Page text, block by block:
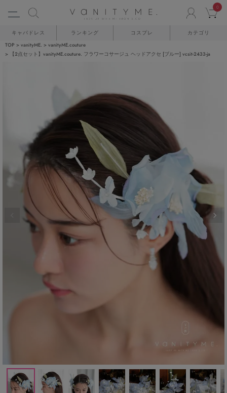
0
キャバドレス ランキング コスプレ カテゴリ
TOP vanityME.
vanityME.couture
【2点セット】vanityME.couture. フラワーコサージュ ヘッドアクセ [ブルー] vcsit-2433-ja